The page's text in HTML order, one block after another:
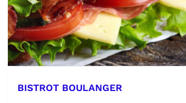
BISTROT BOULANGER